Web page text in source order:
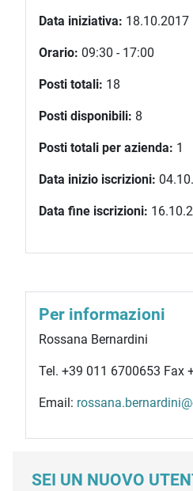
Data iniziativa: 18.10.2017
Orario: 09:30 - 17:00
Posti totali: 18
Posti disponibili: 8
Posti totali per azienda: 1
Data inizio iscrizioni:
Data fine iscrizioni:
Per informazioni
Rossana Bernardini
Tel. +39 011 6700653 Fax
Email:
SEI UN NUOVO